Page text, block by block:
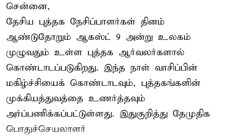
சென்னை,
தேசிய புத்தக நேசிப்பாளர்கள் தினம்
ஆண்டுதோறும் ஆகஸ்ட் 9 அன்று உலகம்
முழுவதும் உள்ள புத்தக ஆர்வலர்களால்
கொண்டாடப்படுகிறது. இந்த நாள் வாசிப்பின்
மகிழ்ச்சியைக் கொண்டாடவும், புத்தகங்களின்
முக்கியத்துவத்தை உணர்த்தவும்
அர்ப்பணிக்கப்பட்டுள்ளது. இதுகுறித்து தேமுதிக
பொதுச்செயலாளர்